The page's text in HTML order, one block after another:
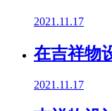
2021.11.17
在吉祥物
2021.11.17